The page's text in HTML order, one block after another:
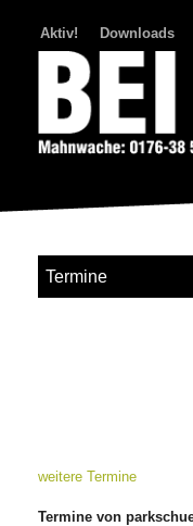
Aktiv! Downloads
Termine
weitere Termine
Termine von